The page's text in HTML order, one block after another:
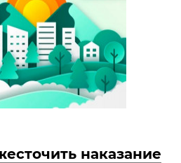
наказание